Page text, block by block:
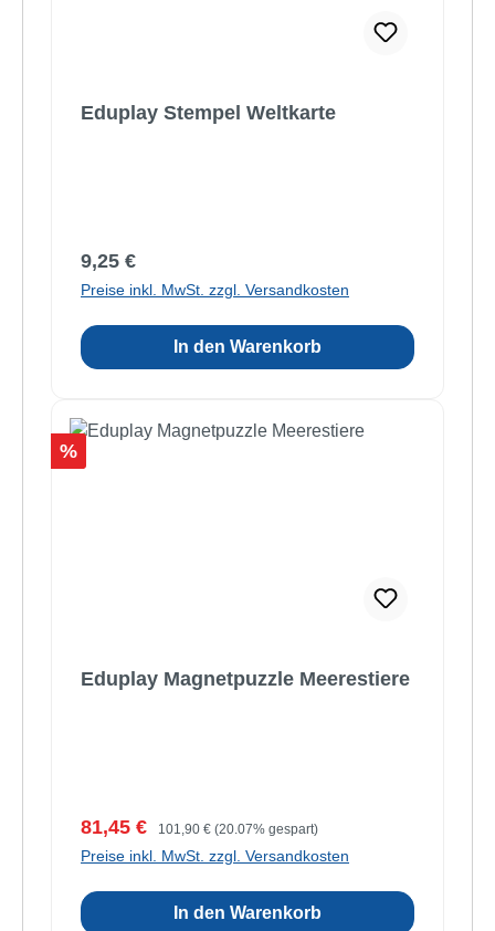
Eduplay Stempel Weltkarte
Regulärer Preis:
9,25 €
Preise inkl. MwSt. zzgl. Versandkosten
In den Warenkorb
Rabatt
%
Eduplay Magnetpuzzle Meerestiere
Verkaufspreis:
81,45 € Regulärer Preis:
101,90 € (20.07% gespart)
Preise inkl. MwSt. zzgl. Versandkosten
In den Warenkorb